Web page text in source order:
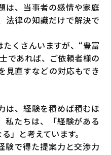
は、当事者の感情や家庭
法律の知識だけで解決で
くさんいますが、“豊富
であれば、ご依頼者様の
見直すなどの対応もでき
は、経験を積めば積むほ
私たちは、「経験がある
」と考えています。
験で得た提案力と交渉力